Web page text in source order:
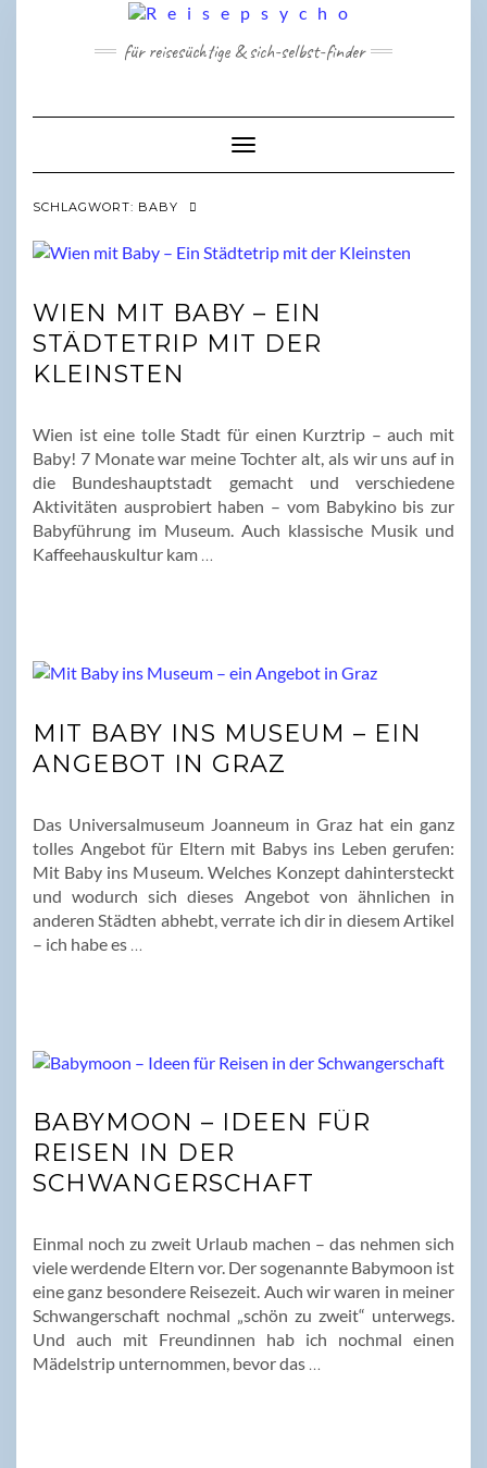
für reisesüchtige & sich-selbst-finder
Toggle Navigation
SCHLAGWORT: BABY
WIEN MIT BABY – EIN
STÄDTETRIP MIT DER
KLEINSTEN
Wien ist eine tolle Stadt für einen Kurztrip – auch mit
Baby! 7 Monate war meine Tochter alt, als wir uns auf in
die Bundeshauptstadt gemacht und verschiedene
Aktivitäten ausprobiert haben – vom Babykino bis zur
Babyführung im Museum. Auch klassische Musik und
Kaffeehauskultur kam
MIT BABY INS MUSEUM – EIN
ANGEBOT IN GRAZ
Das Universalmuseum Joanneum in Graz hat ein ganz
tolles Angebot für Eltern mit Babys ins Leben gerufen:
Mit Baby ins Museum. Welches Konzept dahintersteckt
und wodurch sich dieses Angebot von ähnlichen in
anderen Städten abhebt, verrate ich dir in diesem Artikel
– ich habe es
BABYMOON – IDEEN FÜR
REISEN IN DER
SCHWANGERSCHAFT
Einmal noch zu zweit Urlaub machen – das nehmen sich
viele werdende Eltern vor. Der sogenannte Babymoon ist
eine ganz besondere Reisezeit. Auch wir waren in meiner
Schwangerschaft nochmal „schön zu zweit“ unterwegs.
Und auch mit Freundinnen hab ich nochmal einen
Mädelstrip unternommen, bevor das …